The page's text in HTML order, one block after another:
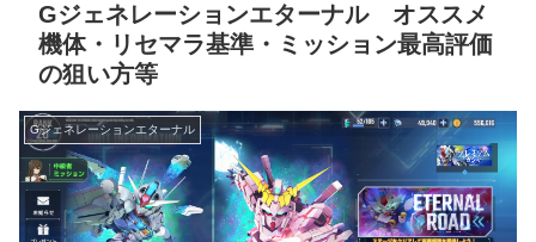
Gジェネレーションエターナル オススメ
機体・リセマラ基準・ミッション最高評価
の狙い方等
Gジェネレーションエターナル